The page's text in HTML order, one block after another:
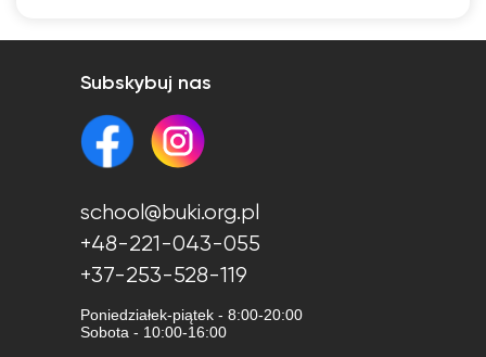
Subskybuj nas
school@buki.org.pl
+48-221-043-055
+37-253-528-119
Poniedziałek-piątek - 8:00-20:00
Sobota - 10:00-16:00